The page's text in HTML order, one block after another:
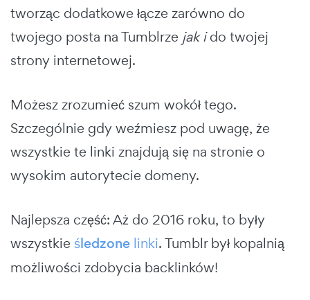
tworząc dodatkowe łącze zarówno do
twojego posta na Tumblrze jak ido twojej
strony internetowej.
Możesz zrozumieć szum wokół tego.
Szczególnie gdy weźmiesz pod uwagę, że
wszystkie te linki znajdują się na stronie o
wysokim autorytecie domeny.
Najlepsza część: Aż do 2016 roku, to były
wszystkie śledzone linki. Tumblr był kopalnią
możliwości zdobycia backlinków!